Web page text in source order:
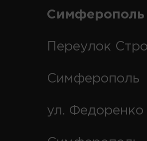
Симферополь
Переулок
Симферополь
ул. Федоренко